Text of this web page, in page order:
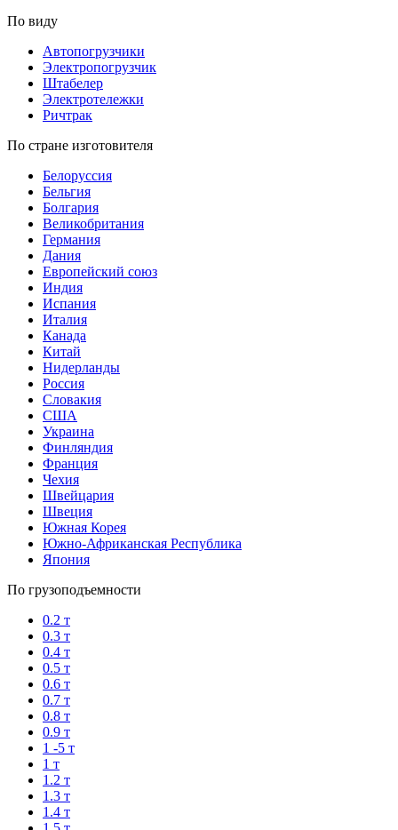
По виду
Автопогрузчики
Электропогрузчик
Штабелер
Электротележки
Ричтрак
По стране изготовителя
Белоруссия
Бельгия
Болгария
Великобритания
Германия
Дания
Европейский союз
Индия
Испания
Италия
Канада
Китай
Нидерланды
Россия
Словакия
США
Украина
Финляндия
Франция
Чехия
Швейцария
Швеция
Южная Корея
Южно-Африканская Республика
Япония
По грузоподъемности
0.2 т
0.3 т
0.4 т
0.5 т
0.6 т
0.7 т
0.8 т
0.9 т
1 -5 т
1 т
1.2 т
1.3 т
1.4 т